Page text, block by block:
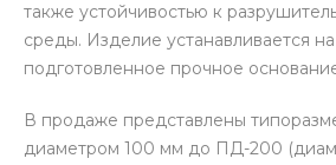
также устойчивостью к
среды. Изделие устанавливается
подготовленное прочное
В продаже представлены
диаметром 100 мм до ПД-200